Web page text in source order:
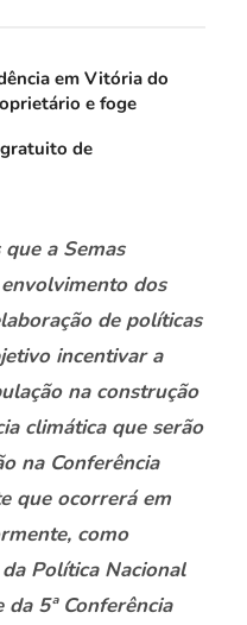
em Vitória do
e foge
de
a Semas
dos
de políticas
incentivar a
na construção
climática que serão
na Conferência
que ocorrerá em
como
Política Nacional
5ª Conferência